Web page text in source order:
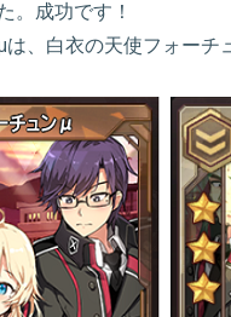
。成功です！
は、白衣の天使フォーチ